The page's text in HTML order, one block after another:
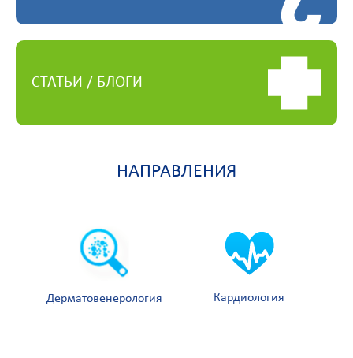
СТАТЬИ / БЛОГИ
НАПРАВЛЕНИЯ
Дерматовенерология Кардиология